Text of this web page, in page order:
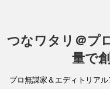
つなワタリ＠プ
量で
プロ無謀家＆エディトリア